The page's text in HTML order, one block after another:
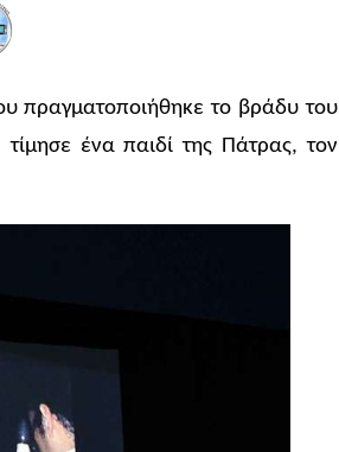
πραγματοποιήθηκε το βράδυ του
ένα παιδί της Πάτρας, τον